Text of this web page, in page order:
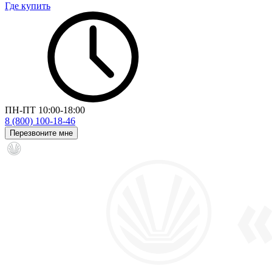
Где купить
ПН-ПТ 10:00-18:00
8 (800) 100-18-46
Перезвоните мне